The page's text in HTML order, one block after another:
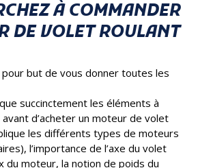
À COMMANDER
DE VOLET ROULANT
pour but de vous donner toutes les
succinctement les éléments à
d’acheter un moteur de volet
les différents types de moteurs
l’importance de l’axe du volet
du moteur, la notion de poids du